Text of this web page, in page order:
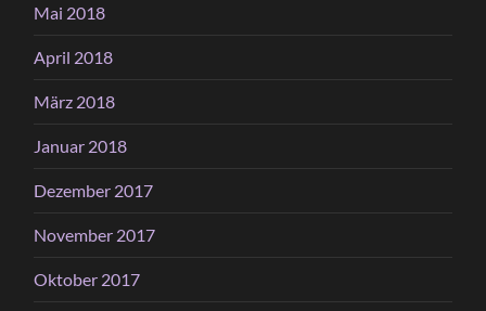
Mai 2018
April 2018
März 2018
Januar 2018
Dezember 2017
November 2017
Oktober 2017